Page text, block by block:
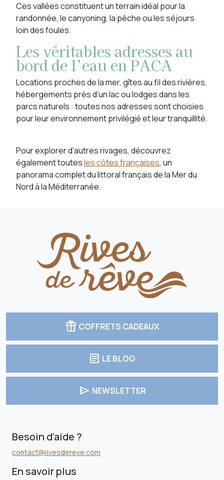
Ces vallées constituent un terrain idéal pour la
randonnée, le canyoning, la pêche ou les séjours
loin des foules.
Les véritables adresses au
bord de l’eau en PACA
Locations proches de la mer, gîtes au fil des rivières,
hébergements près d’un lac ou lodges dans les
parcs naturels : toutes nos adresses sont choisies
pour leur environnement privilégié et leur tranquillité.
Pour explorer d’autres rivages, découvrez
également toutesles côtes françaises, un
panorama complet du littoral français de la Mer du
Nord à la Méditerranée.
featured_seasonal_and_gifts COFFRETS CADEAUX
article LE BLOG
send NEWSLETTER
Besoin d'aide ?
contact@rivesdereve.com
En savoir plus